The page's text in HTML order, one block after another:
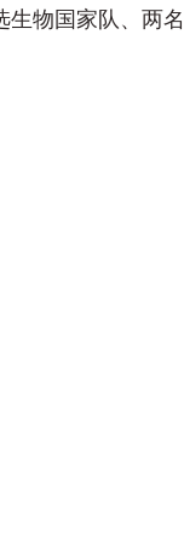
物国家队、两名